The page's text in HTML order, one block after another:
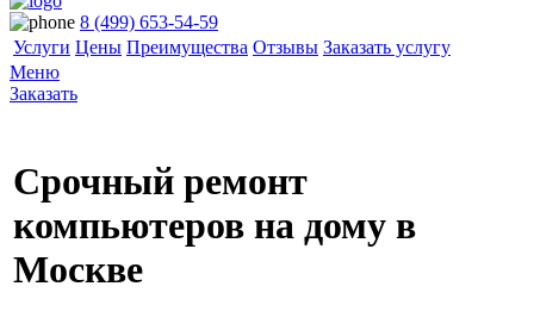
8 (499) 653-54-59
Услуги Цены Преимущества Отзывы Заказать услугу
Меню
Заказать
Срочный ремонт
компьютеров на дому в
Москве